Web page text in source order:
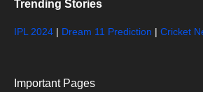
Trending Stories
IPL 2024 | Dream 11 Prediction | Cricket
Important Pages